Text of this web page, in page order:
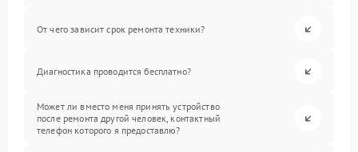
От чего зависит срок ремонта техники?
Диагностика проводится бесплатно?
Может ли вместо меня принять устройство
после ремонта другой человек, контактный
телефон которого я предоставлю?